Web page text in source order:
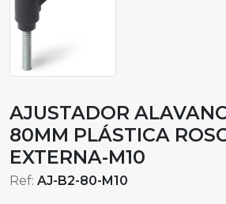
AJUSTADOR
80MM PLÁSTICA
EXTERNA-M10
Ref: AJ-B2-80-M10